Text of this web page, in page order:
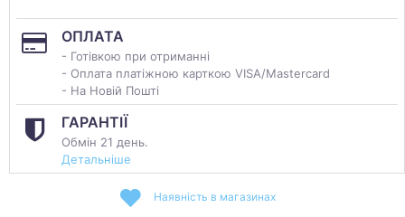
ОПЛАТА
- Готівкою при отриманні
- Оплата платіжною карткою VISA/Mastercard
- На Новій Пошті
ГАРАНТІЇ
Обмін 21 день.
Детальніше
Наявність в магазинах